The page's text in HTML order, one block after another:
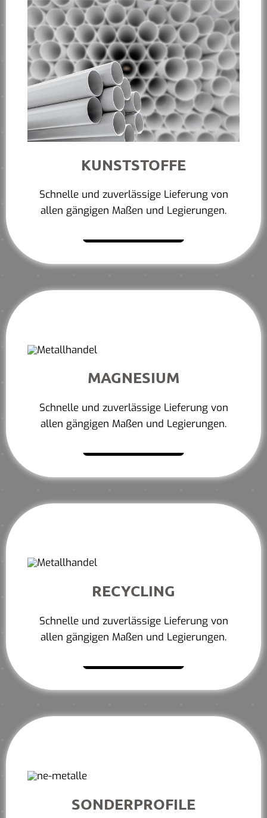
KUNSTSTOFFE
Schnelle und zuverlässige Lieferung von
allen gängigen Maßen und Legierungen.
MAGNESIUM
Schnelle und zuverlässige Lieferung von
allen gängigen Maßen und Legierungen.
RECYCLING
Schnelle und zuverlässige Lieferung von
allen gängigen Maßen und Legierungen.
SONDERPROFILE